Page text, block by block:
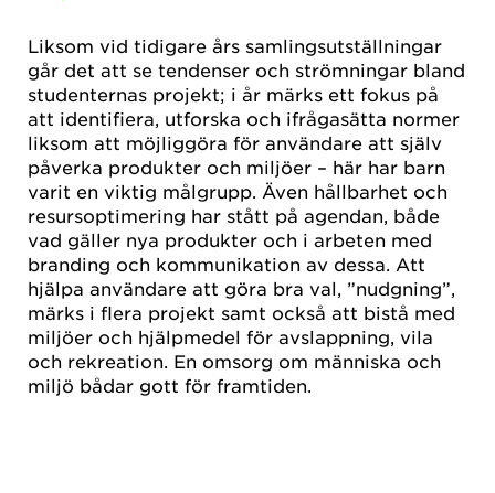
Liksom vid tidigare års samlingsutställningar
går det att se tendenser och strömningar bland
studenternas projekt; i år märks ett fokus på
att identifiera, utforska och ifrågasätta normer
liksom att möjliggöra för användare att själv
påverka produkter och miljöer – här har barn
varit en viktig målgrupp. Även hållbarhet och
resursoptimering har stått på agendan, både
vad gäller nya produkter och i arbeten med
branding och kommunikation av dessa. Att
hjälpa användare att göra bra val, ”nudgning”,
märks i flera projekt samt också att bistå med
miljöer och hjälpmedel för avslappning, vila
och rekreation. En omsorg om människa och
miljö bådar gott för framtiden.